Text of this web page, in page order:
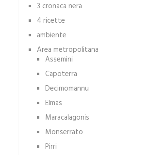
3 cronaca nera
4 ricette
ambiente
Area metropolitana
Assemini
Capoterra
Decimomannu
Elmas
Maracalagonis
Monserrato
Pirri